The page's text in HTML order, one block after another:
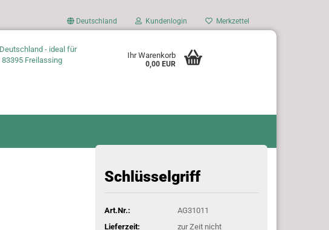
Deutschland Kundenlogin Merkzettel
- ideal für
83395 Freilassing
Ihr Warenkorb
0,00 EUR
Schlüsselgriff
Art.Nr.:
AG31011
Lieferzeit:
zur Zeit nicht